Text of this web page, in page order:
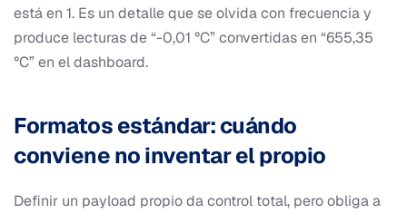
está en 1. Es un detalle que se olvida con frecuencia y
produce lecturas de “-0,01 °C” convertidas en “655,35
°C” en el dashboard.
Formatos estándar: cuándo
conviene no inventar el propio
Definir un payload propio da control total, pero obliga a